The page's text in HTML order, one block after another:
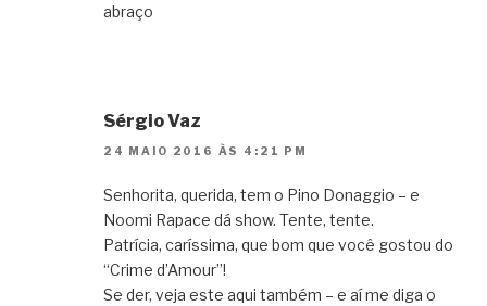
abraço
Sérgio Vaz
24 MAIO 2016 ÀS 4:21 PM
Senhorita, querida, tem o Pino Donaggio – e
Noomi Rapace dá show. Tente, tente.
Patrícia, caríssima, que bom que você gostou do
“Crime d’Amour”!
Se der, veja este aqui também – e aí me diga o